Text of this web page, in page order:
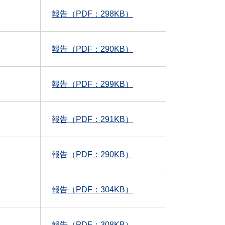
報告（PDF：298KB）
報告（PDF：290KB）
報告（PDF：299KB）
報告（PDF：291KB）
報告（PDF：290KB）
報告（PDF：304KB）